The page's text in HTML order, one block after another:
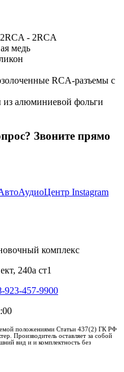
- 2RCA
медь
RCA-разъемы с
алюминиевой фольги
Звоните прямо
комплекс
240а ст1
923-457-9900
положениями Статьи 437(2) ГК РФ
Производитель оставляет за собой
вид и и комплектность без